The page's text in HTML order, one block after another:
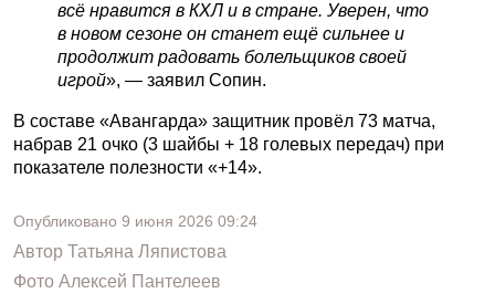
всё нравится в КХЛ и в стране. Уверен, что
в новом сезоне он станет ещё сильнее и
продолжит радовать болельщиков своей
игрой», — заявил Сопин.
В составе «Авангарда» защитник провёл 73 матча,
набрав 21 очко (3 шайбы + 18 голевых передач) при
показателе полезности «+14».
Опубликовано 9 июня 2026 09:24
Автор Татьяна Ляпистова
Фото Алексей Пантелеев